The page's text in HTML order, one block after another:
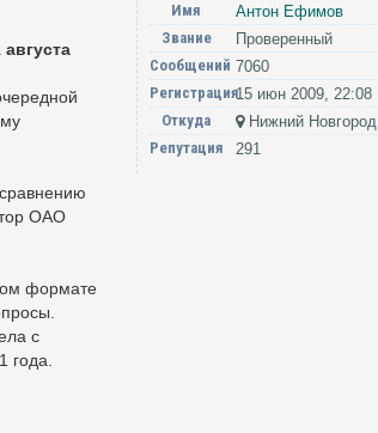
ОАО
формате
с
года.
Имя
Антон Ефимов
Звание
Проверенный
Сообщений 7060
Регистрация15 июн 2009, 22:08
Откуда
Нижний Новгород
Репутация
291